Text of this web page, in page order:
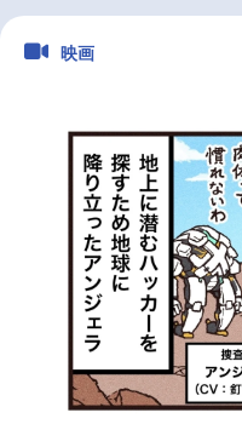
2.5次元 配信・Vtuber
最新記事一覧
アニメ記事一覧
アニメ映画一覧
今期アニメ曜日別一覧
映画